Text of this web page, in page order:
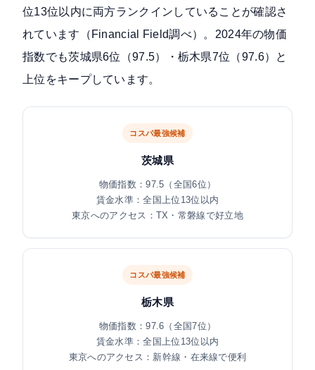
位13位以内に両方ランクインしていることが確認さ
れています（Financial Field調べ） 。2024年の物価
指数でも茨城県6位（97.5）・栃木県7位（97.6）と
上位をキープしています。
コスパ最強候補
茨城県
物価指数：97.5（全国6位）
賃金水準：全国上位13位以内
東京へのアクセス：TX・常磐線で好立地
コスパ最強候補
栃木県
物価指数：97.6（全国7位）
賃金水準：全国上位13位以内
東京へのアクセス：新幹線・在来線で便利